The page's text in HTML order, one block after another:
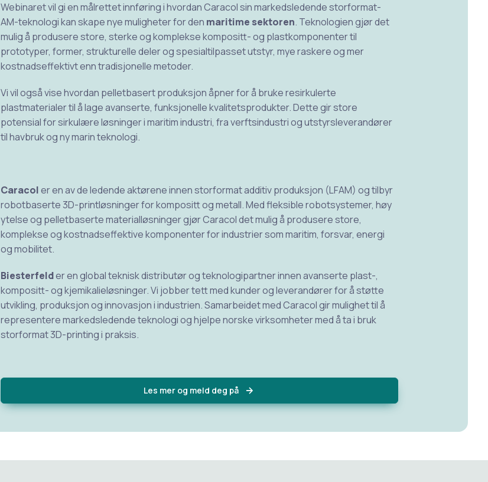
Webinaret vil gi en målrettet innføring i hvordan Caracol sin markedsledende storformat-
AM-teknologi kan skape nye muligheter for den maritime sektoren. Teknologien gjør det
mulig å produsere store, sterke og komplekse kompositt- og plastkomponenter til
prototyper, former, strukturelle deler og spesialtilpasset utstyr, mye raskere og mer
kostnadseffektivt enn tradisjonelle metoder.
Vi vil også vise hvordan pelletbasert produksjon åpner for å bruke resirkulerte
plastmaterialer til å lage avanserte, funksjonelle kvalitetsprodukter. Dette gir store
potensial for sirkulære løsninger i maritim industri, fra verftsindustri og utstyrsleverandører
til havbruk og ny marin teknologi.
Caracoler en av de ledende aktørene innen storformat additiv produksjon (LFAM) og tilbyr
robotbaserte 3D-printløsninger for kompositt og metall. Med fleksible robotsystemer, høy
ytelse og pelletbaserte materialløsninger gjør Caracol det mulig å produsere store,
komplekse og kostnadseffektive komponenter for industrier som maritim, forsvar, energi
og mobilitet.
Biesterfelder en global teknisk distributør og teknologipartner innen avanserte plast-,
kompositt- og kjemikalieløsninger. Vi jobber tett med kunder og leverandører for å støtte
utvikling, produksjon og innovasjon i industrien. Samarbeidet med Caracol gir mulighet til å
representere markedsledende teknologi og hjelpe norske virksomheter med å ta i bruk
storformat 3D-printing i praksis.
Les mer og meld deg på